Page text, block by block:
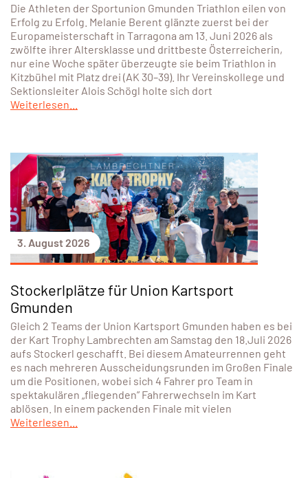
Die Athleten der Sportunion Gmunden Triathlon eilen von
Erfolg zu Erfolg. Melanie Berent glänzte zuerst bei der
Europameisterschaft in Tarragona am 13. Juni 2026 als
zwölfte ihrer Altersklasse und drittbeste Österreicherin,
nur eine Woche später überzeugte sie beim Triathlon in
Kitzbühel mit Platz drei (AK 30–39). Ihr Vereinskollege und
Sektionsleiter Alois Schögl holte sich dort
Weiterlesen...
3. August 2026
Stockerlplätze für Union Kartsport
Gmunden
Gleich 2 Teams der Union Kartsport Gmunden haben es bei
der Kart Trophy Lambrechten am Samstag den 18.Juli 2026
aufs Stockerl geschafft. Bei diesem Amateurrennen geht
es nach mehreren Ausscheidungsrunden im Großen Finale
um die Positionen, wobei sich 4 Fahrer pro Team in
spektakulären „fliegenden” Fahrerwechseln im Kart
ablösen. In einem packenden Finale mit vielen
Weiterlesen...